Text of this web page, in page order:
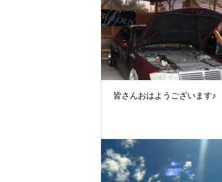
皆さんおはようございます♪